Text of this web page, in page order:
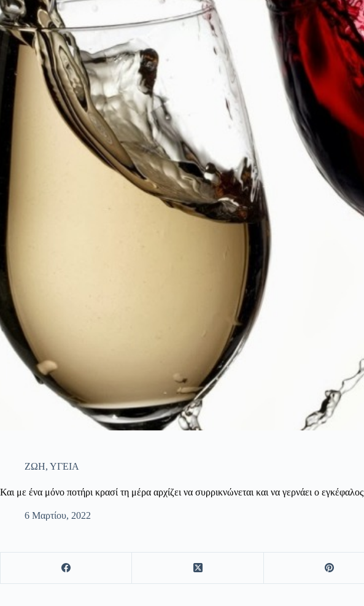
ΖΩΗ, ΥΓΕΙΑ
Και με ένα μόνο ποτήρι κρασί τη μέρα αρχίζει να συρρικνώνεται και να γερνάει ο εγκέφαλος
6 Μαρτίου, 2022